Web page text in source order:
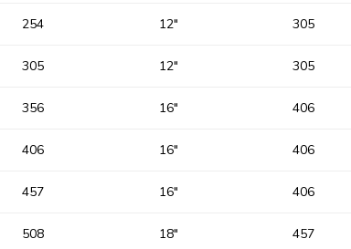
254 12″ 305
305 12″ 305
356 16″ 406
406 16″ 406
457 16″ 406
508 18″ 457